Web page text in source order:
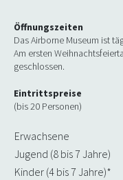
Öffnungszeiten
Das Airborne Museum ist
Am ersten
geschlossen.
Eintrittspreise
(bis 20 Personen)
Erwachsene
Jugend (8 bis 7 Jahre)
Kinder (4 bis 7 Jahre)*